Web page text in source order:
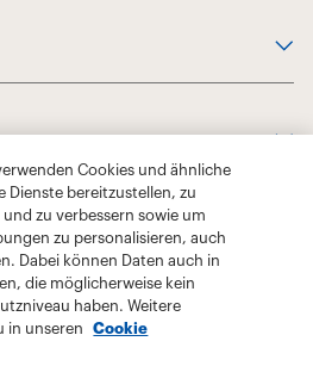
Cookies und ähnliche
Dienste bereitzustellen, zu
zu verbessern sowie um
zu personalisieren, auch
Dabei können Daten auch in
die möglicherweise kein
haben. Weitere
in unseren
Cookie